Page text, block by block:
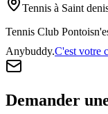
Tennis à Saint
Tennis Club Pontois
Anybuddy.C'est votre
Demander